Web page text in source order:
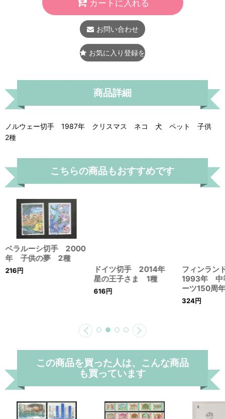
カートに入れる
お問い合わせ
お気に入り登録をする
商品詳細
ノルウェー切手 1987年 クリスマス ネコ 犬 ペット 子供
2種
こちらの商品もおすすめです
ベラルーシ切手 2000
年 子供の夢 2種
216円
ドイツ切手 2014年
星の王子さま 1種
616円
フィンラ
1993年 中
ーツ150周
324円
この商品を買った人は、こんな商品
も買っています